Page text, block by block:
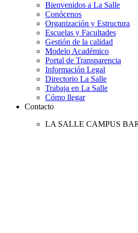
Bienvenidos a La Salle
Conócenos
Organización y Estructura
Escuelas y Facultades
Gestión de la calidad
Modelo Académico
Portal de Transparencia
Información Legal
Directorio La Salle
Trabaja en La Salle
Cómo llegar
Contacto
LA SALLE CAMPUS